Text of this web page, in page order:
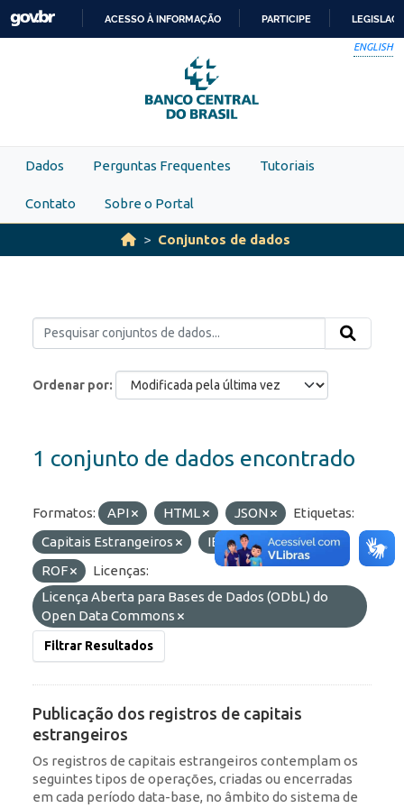
Skip to main content
PARA
O
CONTEÚDO
ACESSO À INFORMAÇÃO PARTICIPE
ENGLISH
Dados Perguntas Frequentes Tutoriais
Contato Sobre o Portal
Conjuntos de dados
Ordenar por
1 conjunto de dados encontrado
Formatos: API HTML JSON
Etiquetas:
Capitais Estrangeiros
IED
Portfólio
ROF
Licenças:
Licença Aberta para Bases de Dados (ODbL) do
Open Data Commons
Filtrar Resultados
Publicação dos registros de capitais
estrangeiros
Os registros de capitais estrangeiros contemplam os
seguintes tipos de operações, criadas ou encerradas
em cada período data-base, no âmbito do sistema de